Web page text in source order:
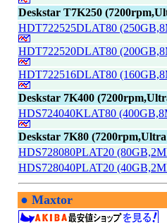
Deskstar T7K250
HDT722525DLAT80
HDT722520DLAT80
HDT722516DLAT80
Deskstar 7K400
HDS724040KLAT80
Deskstar 7K80
HDS728080PLAT20
HDS728040PLAT20
● Maxtor